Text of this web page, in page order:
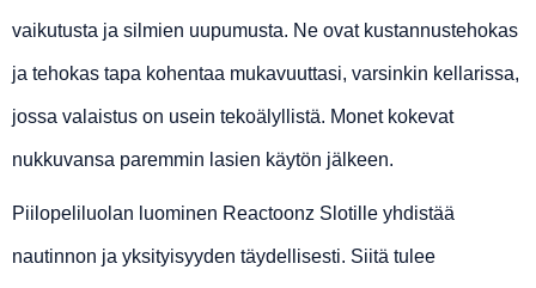
vaikutusta ja silmien uupumusta. Ne ovat kustannustehokas
ja tehokas tapa kohentaa mukavuuttasi, varsinkin kellarissa,
jossa valaistus on usein tekoälyllistä. Monet kokevat
nukkuvansa paremmin lasien käytön jälkeen.
Piilopeliluolan luominen Reactoonz Slotille yhdistää
nautinnon ja yksityisyyden täydellisesti. Siitä tulee